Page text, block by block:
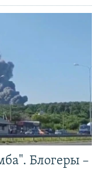
Блогеры –